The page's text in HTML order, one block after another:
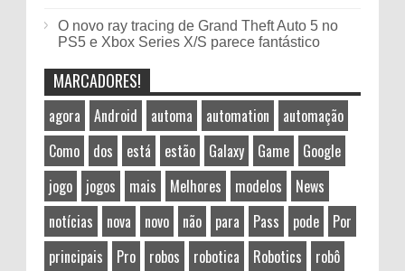
O novo ray tracing de Grand Theft Auto 5 no
PS5 e Xbox Series X/S parece fantástico
MARCADORES!
agora Android automa automation
automação
Como
dos está estão Galaxy Game
Google
jogo
jogos mais Melhores modelos
News
notícias
nova novo não para Pass pode
Por
principais
Pro robos robotica Robotics
robô